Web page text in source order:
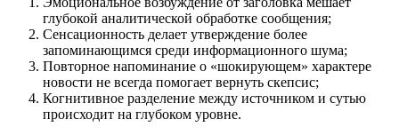
глубокой аналитической обработке сообщения;
Сенсационность делает утверждение более
запоминающимся среди информационного шума;
Повторное напоминание о «шокирующем» характере
новости не всегда помогает вернуть скепсис;
Когнитивное разделение между источником и сутью
происходит на глубоком уровне.